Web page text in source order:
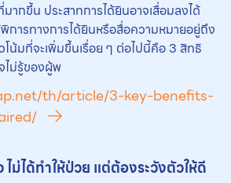
ากขึ้น ประสาทการได้ยินอาจเสื่อมลงได้
การทางการได้ยินหรือสื่อความหมายอยู่ถึง
น้มที่จะเพิ่มขึ้นเรื่อย ๆ ต่อไปนี้คือ 3 สิทธิ
ไม่รู้ของผู้พ
th/article/3-key-benefits-
ม่ได้ทำให้ป่วย แต่ต้องระวังตัวให้ดี